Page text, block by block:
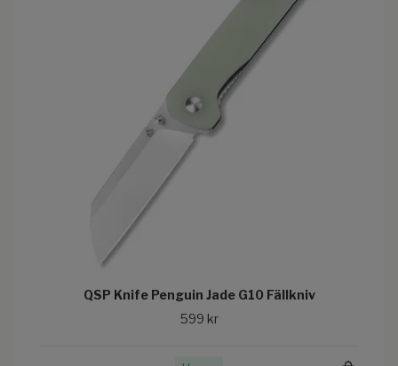
QSP Knife Penguin Jade G10 Fällkniv
599 kr